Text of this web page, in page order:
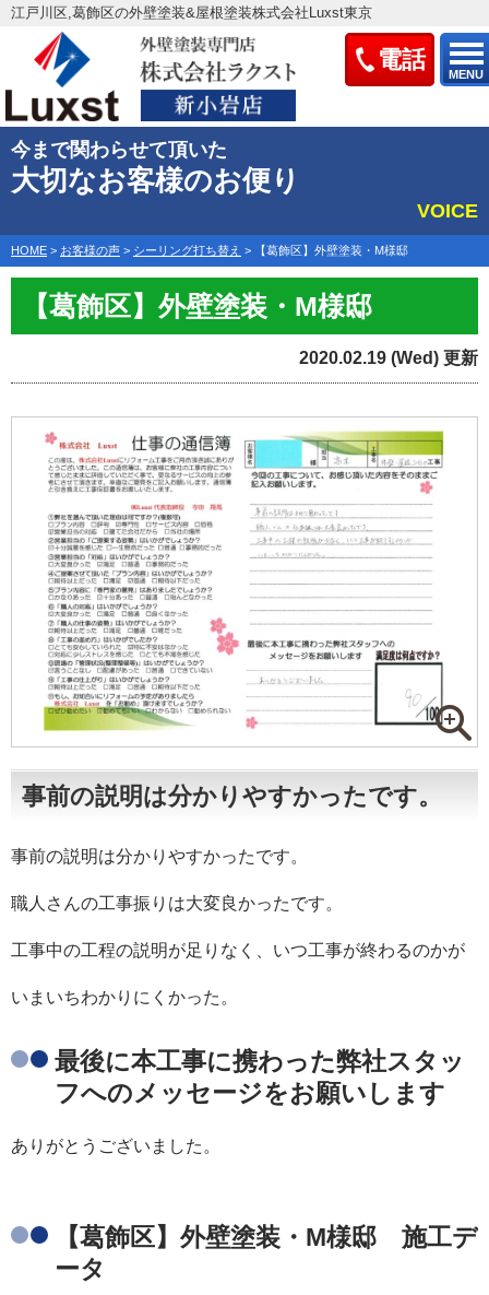
電話
MENU
江戸川区,葛飾区の外壁塗装&屋根塗装株式会社Luxst東京
今まで関わらせて頂いた
大切なお客様のお便り
VOICE
HOME > お客様の声 > シーリング打ち替え > 【葛飾区】外壁塗装・M様邸
【葛飾区】外壁塗装・M様邸
2020.02.19 (Wed) 更新
事前の説明は分かりやすかったです。
事前の説明は分かりやすかったです。
職人さんの工事振りは大変良かったです。
工事中の工程の説明が足りなく、いつ工事が終わるのかが
いまいちわかりにくかった。
最後に本工事に携わった弊社スタッ
フへのメッセージをお願いします
ありがとうございました。
【葛飾区】外壁塗装・M様邸 施工デ
ータ